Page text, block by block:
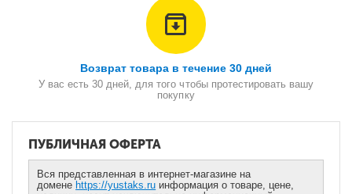
Возврат товара в течение 30 дней
У вас есть 30 дней, для того чтобы протестировать вашу
покупку
ПУБЛИЧНАЯ ОФЕРТА
Вся представленная в интернет-магазине на
домене https://yustaks.ru информация о товаре, цене,